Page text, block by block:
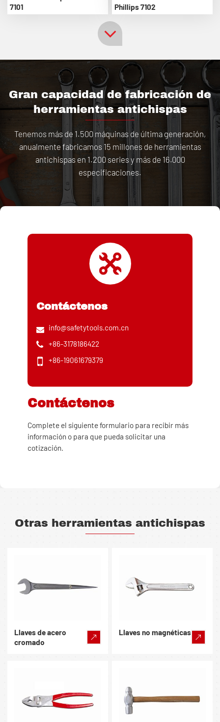
7101
Phillips 7102
Gran capacidad de fabricación de
herramientas antichispas
Tenemos más de 1.500 máquinas de última generación,
anualmente fabricamos 15 millones de herramientas
antichispas en 1.200 series y más de 16.000
especificaciones.
Contáctenos
info@safetytools.com.cn
+86-3178186422
+86-19061679379
Contáctenos
Complete el siguiente formulario para recibir más
información o para que pueda solicitar una
cotización.
Otras herramientas antichispas
Llaves de acero
cromado
Llaves no magnéticas